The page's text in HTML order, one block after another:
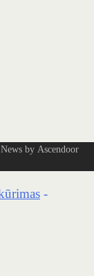
by Ascendoor
-